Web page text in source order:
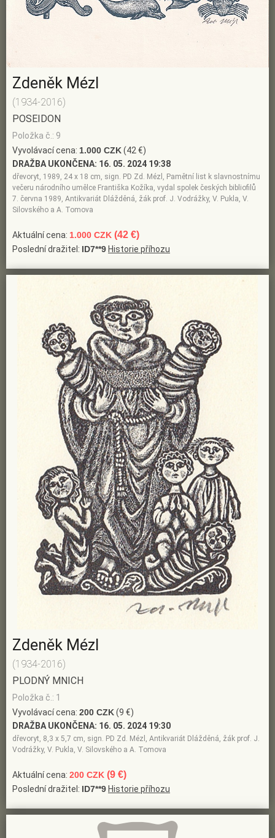
Zdeněk Mézl
(1934-2016)
POSEIDON
Položka č.: 9
Vyvolávací cena: 1.000 CZK(42 €)
DRAŽBA UKONČENA: 16. 05. 2024 19:38
dřevoryt, 1989, 24 x 18 cm, sign. PD Zd. Mézl, Pamětní list k slavnostnímu
večeru národního umělce Františka Kožíka, vydal spolek českých bibliofilů
7. června 1989, Antikvariát Dlážděná, žák prof. J. Vodrážky, V. Pukla, V.
Silovského a A. Tomova
Aktuální cena: 1.000 CZK (42 €)
Poslední dražitel: ID7**9 Historie příhozu
Zdeněk Mézl
(1934-2016)
PLODNÝ MNICH
Položka č.: 1
Vyvolávací cena: 200 CZK(9 €)
DRAŽBA UKONČENA: 16. 05. 2024 19:30
dřevoryt, 8,3 x 5,7 cm, sign. PD Zd. Mézl, Antikvariát Dlážděná, žák prof. J.
Vodrážky, V. Pukla, V. Silovského a A. Tomova
Aktuální cena: 200 CZK (9 €)
Poslední dražitel: ID7**9 Historie příhozu